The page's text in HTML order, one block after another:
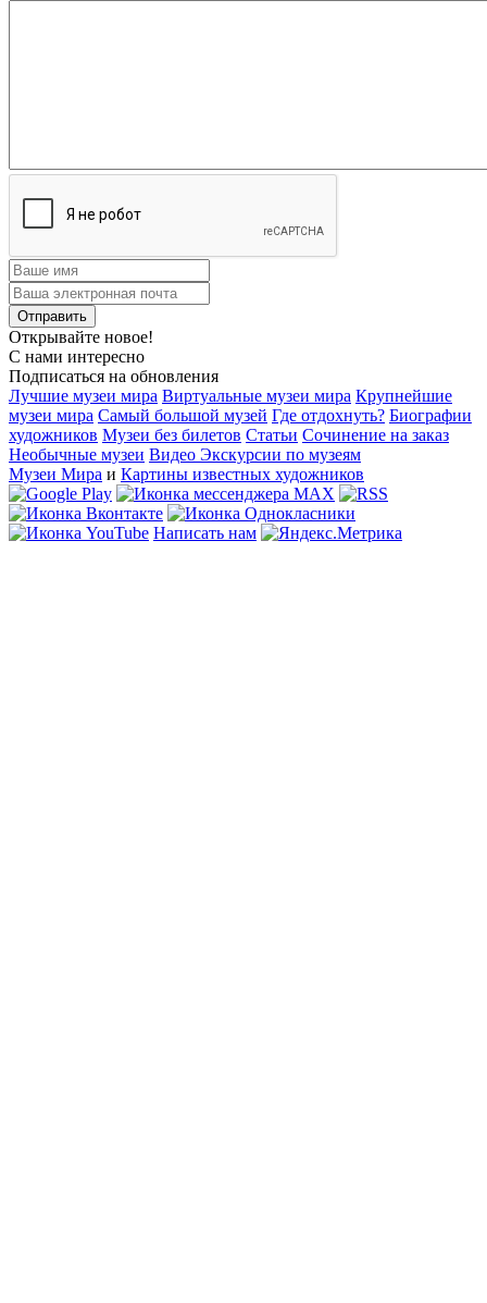
Открывайте новое!
С нами интересно
Подписаться на обновления
Лучшие музеи мира Виртуальные музеи мира Крупнейшие
музеи мира Самый большой музей Где отдохнуть? Биографии
художников Музеи без билетов Статьи Сочинение на заказ
Необычные музеи Видео Экскурсии по музеям
Музеи Мира и Картины известных художников
Написать нам